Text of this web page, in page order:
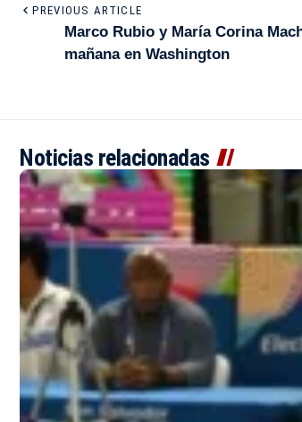
PREVIOUS ARTICLE
Marco Rubio y María Corina
mañana en Washington
Noticias relacionadas